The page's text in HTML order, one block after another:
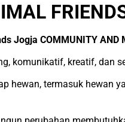
Jogja COMMUNITY AND
komunikatif, kreatif, dan
hewan, termasuk hewan